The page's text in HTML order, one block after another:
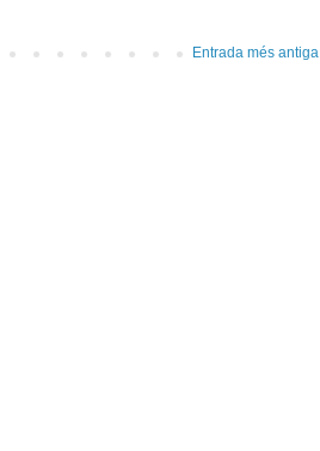
Entrada més antiga